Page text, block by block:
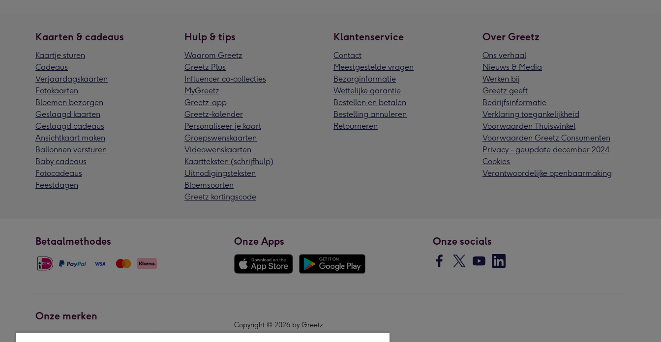
Kaarten & cadeaus
Kaartje sturen
Cadeaus
Verjaardagskaarten
Fotokaarten
Bloemen bezorgen
Geslaagd kaarten
Geslaagd cadeaus
Ansichtkaart maken
Ballonnen versturen
Baby cadeaus
Fotocadeaus
Feestdagen
Hulp & tips
Waarom Greetz
Greetz Plus
Influencer co-collecties
MyGreetz
Greetz-app
Greetz-kalender
Personaliseer je kaart
Groepswenskaarten
Videowenskaarten
Kaartteksten (schrijfhulp)
Uitnodigingsteksten
Bloemsoorten
Greetz kortingscode
Klantenservice
Contact
Meestgestelde vragen
Bezorginformatie
Wettelijke garantie
Bestellen en betalen
Bestelling annuleren
Retourneren
Over Greetz
Ons verhaal
Nieuws & Media
Werken bij
Greetz geeft
Bedrijfsinformatie
Verklaring toegankelijkheid
Voorwaarden Thuiswinkel
Voorwaarden Greetz Consumenten
Privacy - geupdate december 2024
Cookies
Verantwoordelijke openbaarmaking
Betaalmethodes Onze Apps Onze socials
Onze merken
Copyright © 2026 by Greetz